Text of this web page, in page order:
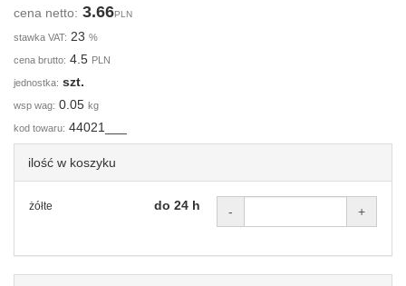
cena netto: 3.66PLN
stawka VAT: 23 %
cena brutto: 4.5 PLN
jednostka: szt.
wsp wag: 0.05 kg
kod towaru: 44021___
ilość w koszyku
żółte do 24 h - +